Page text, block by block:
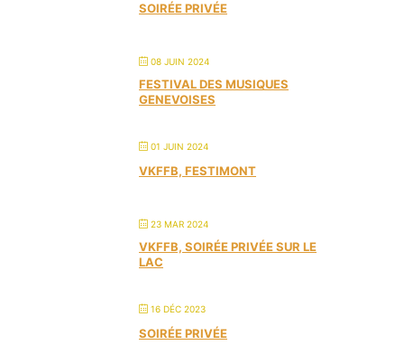
SOIRÉE PRIVÉE
08 JUIN 2024
FESTIVAL DES MUSIQUES
GENEVOISES
01 JUIN 2024
VKFFB, FESTIMONT
23 MAR 2024
VKFFB, SOIRÉE PRIVÉE SUR LE
LAC
16 DÉC 2023
SOIRÉE PRIVÉE